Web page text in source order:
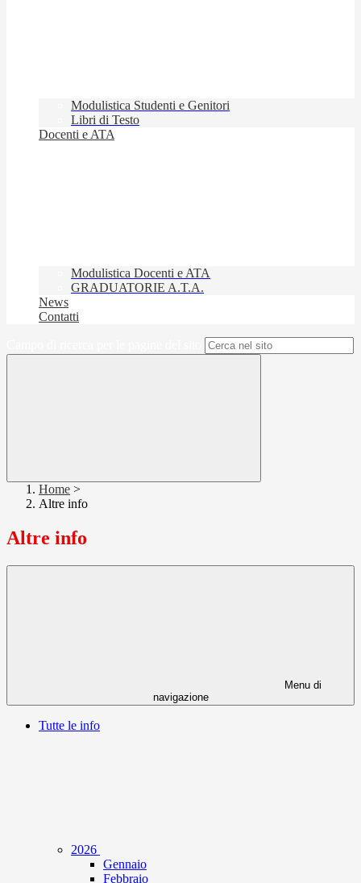
Modulistica Studenti e Genitori
Libri di Testo
Docenti e ATA
Modulistica Docenti e ATA
GRADUATORIE A.T.A.
News
Contatti
Home >
Altre info
Altre info
Menu di
navigazione
Tutte le info
2026
Gennaio
Febbraio